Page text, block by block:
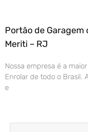
Portão de Garagem
Meriti – RJ
Nossa empresa é a
Enrolar de todo o Brasil.
e